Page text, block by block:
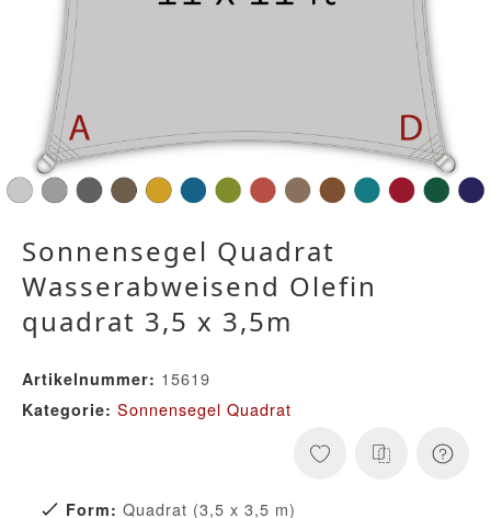
Sonnensegel Quadrat
Wasserabweisend Olefin
quadrat 3,5 x 3,5m
Artikelnummer: 15619
Kategorie: Sonnensegel Quadrat
Form: Quadrat (3,5 x 3,5 m)